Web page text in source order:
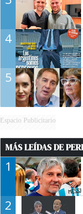
4
5
Espacio Publicitario
MÁS LEÍDAS DE
1
2